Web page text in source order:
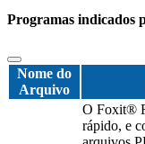
Programas indicados
Nome do
Arquivo
O Foxit®
rápido, e